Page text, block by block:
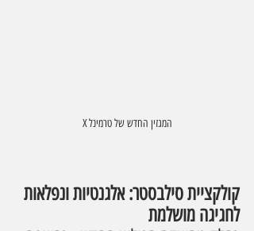
המגזין החדש של טרמינל X
קולקציית סילבסטר: אלגנטיות ונפלאות
לחגיגה מושלמת